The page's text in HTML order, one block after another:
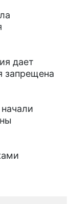
дает
запрещена